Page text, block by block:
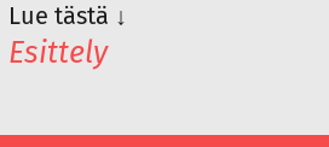
Lue tästä ↓
Esittely